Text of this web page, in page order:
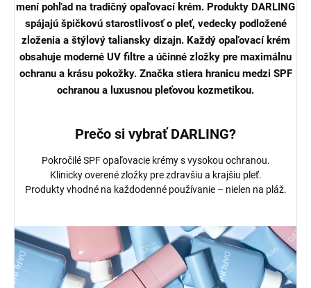
mení pohľad na tradičný opaľovací krém. Produkty DARLING
spájajú špičkovú starostlivosť o pleť, vedecky podložené
zloženia a štýlový taliansky dizajn. Každý opaľovací krém
obsahuje moderné UV filtre a účinné zložky pre maximálnu
ochranu a krásu pokožky. Značka stiera hranicu medzi SPF
ochranou a luxusnou pleťovou kozmetikou.
Prečo si vybrať DARLING?
Pokročilé SPF opaľovacie krémy s vysokou ochranou.
Klinicky overené zložky pre zdravšiu a krajšiu pleť.
Produkty vhodné na každodenné používanie – nielen na pláž.